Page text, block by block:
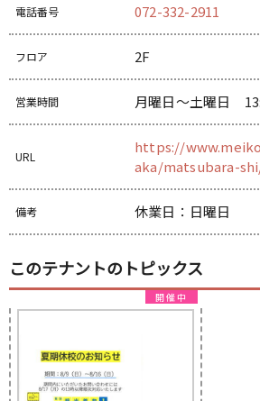
電話番号 072-332-2911
フロア 2F
営業時間 月曜日～土曜日
URL
https://
aka/matsubara-
備考 休業日：日曜日
このテナントのトピックス